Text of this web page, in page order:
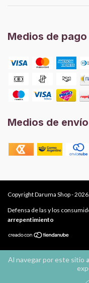
Al navegar por este sitio
Medios de pago
Medios de envío
Copyright Daruma Shop -
Defensa de las y los
arrepentimiento